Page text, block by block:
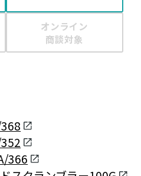
オンライン
商談対象
366